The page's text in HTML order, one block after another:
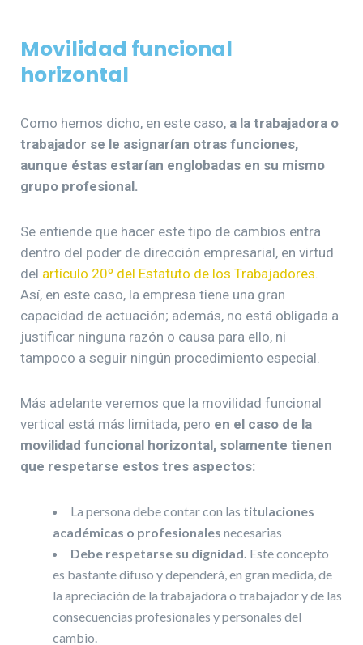
Movilidad funcional
horizontal
Como hemos dicho, en este caso, a la trabajadora o
trabajador se le asignarían otras funciones,
aunque éstas estarían englobadas en su mismo
grupo profesional.
Se entiende que hacer este tipo de cambios entra
dentro del poder de dirección empresarial, en virtud
del artículo 20º del Estatuto de los Trabajadores
Así, en este caso, la empresa tiene una gran
capacidad de actuación; además, no está obligada a
justificar ninguna razón o causa para ello, ni
tampoco a seguir ningún procedimiento especial.
Más adelante veremos que la movilidad funcional
vertical está más limitada, pero en el caso de la
movilidad funcional horizontal, solamente tienen
que respetarse estos tres aspectos:
La persona debe contar con las titulaciones
académicas o profesionales necesarias
Debe respetarse su dignidad. Este concepto
es bastante difuso y dependerá, en gran medida, de
la apreciación de la trabajadora o trabajador y de las
consecuencias profesionales y personales del
cambio.